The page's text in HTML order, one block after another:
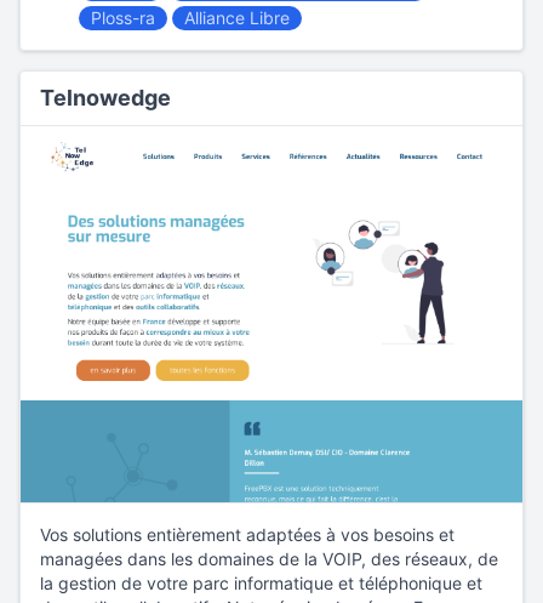
Ploss-ra
Alliance Libre
Telnowedge
Vos solutions entièrement adaptées à vos besoins et
managées dans les domaines de la VOIP, des réseaux, de
la gestion de votre parc informatique et téléphonique et